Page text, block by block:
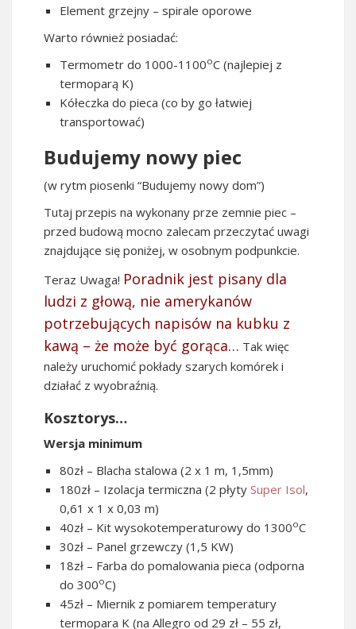
Element grzejny – spirale oporowe
Warto również posiadać:
Termometr do 1000-1100oC (najlepiej z
termoparą K)
Kółeczka do pieca (co by go łatwiej
transportować)
Budujemy nowy piec
(w rytm piosenki “Budujemy nowy dom”)
Tutaj przepis na wykonany prze zemnie piec –
przed budową mocno zalecam przeczytać uwagi
znajdujące się poniżej, w osobnym podpunkcie.
Teraz Uwaga! Poradnik jest pisany dla
ludzi z głową, nie amerykanów
potrzebujących napisów na kubku z
kawą – że może być gorąca… Tak więc
należy uruchomić pokłady szarych komórek i
działać z wyobraźnią.
Kosztorys…
Wersja minimum
80zł – Blacha stalowa (2 x 1 m, 1,5mm)
180zł – Izolacja termiczna (2 płyty Super Isol,
0,61 x 1 x 0,03 m)
40zł – Kit wysokotemperaturowy do 1300oC
30zł – Panel grzewczy (1,5 KW)
18zł – Farba do pomalowania pieca (odporna
do 300oC)
45zł – Miernik z pomiarem temperatury
termopara K (na Allegro od 29 zł – 55 zł,